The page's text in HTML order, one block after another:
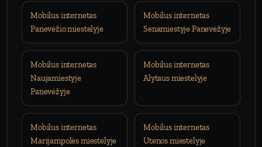
Mobilus internetas
Panevėžio miestelyje
Mobilus internetas
Senamiestyje Panevėžyje
Mobilus internetas
Naujamiestyje
Panevėžyje
Mobilus internetas
Alytaus miestelyje
Mobilus internetas
Marijampolės miestelyje
Mobilus internetas
Utenos miestelyje